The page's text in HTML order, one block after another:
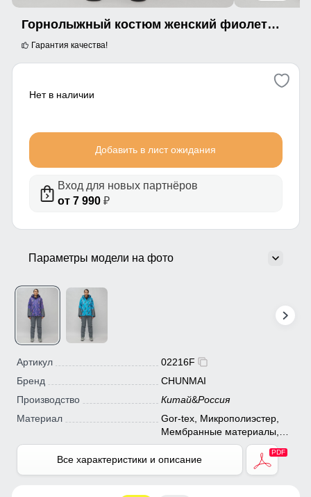
Горнолыжный костюм женский фиолетового цвета 02216F
Гарантия качества!
Нет в наличии
Добавить в лист ожидания
Вход для новых партнёров
от 7 990₽
Параметры модели на фото
Артикул
02216F
Бренд
CHUNMAI
Производство
Китай&Россия
Материал
Gor-tex, Микрополиэстер,
Мембранные материалы,
Натуральные материалы,
Полиэстер, Плащевка,
Тефлон, Ткань, Хлопок,
Все характеристики и описание